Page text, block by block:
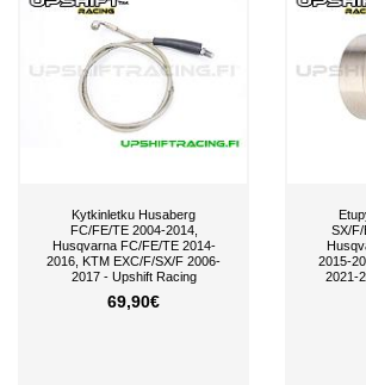
Kytkinletku Husaberg
FC/FE/TE 2004-2014,
Husqvarna FC/FE/TE 2014-
2016, KTM EXC/F/SX/F 2006-
2017 - Upshift Racing
69,90€
SX/F/
2015-
2021-